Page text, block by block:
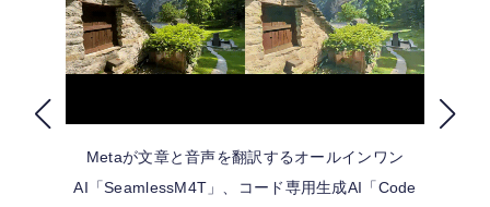
FOLLOW US
Metaが文章と音声を翻訳するオールインワン
AI「SeamlessM4T」、コード専用生成AI「Code